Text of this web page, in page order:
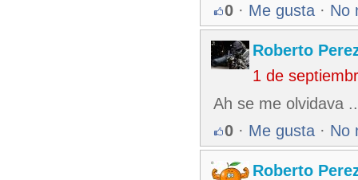
0 · Me gusta · No
Roberto
1 de
Ah se me olvidava
0 · Me gusta · No
Roberto